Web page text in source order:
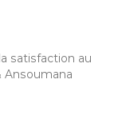
satisfaction au
Ansoumana